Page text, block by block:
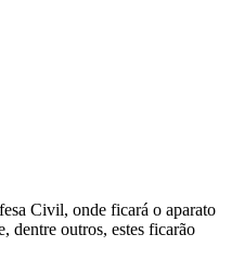
Civil, onde ficará o aparato
dentre outros, estes ficarão